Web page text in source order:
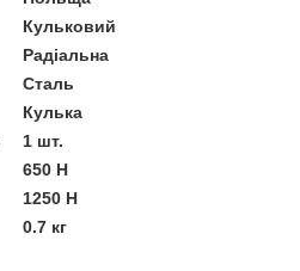
Кульковий
Радіальна
Сталь
Кулька
1 шт.
650 Н
1250 Н
0.7 кг